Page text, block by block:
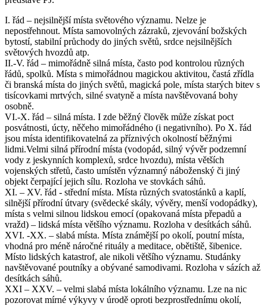
I. řád – nejsilnější místa světového významu. Nelze je
nepostřehnout. Místa samovolných zázraků, zjevování božských
bytostí, stabilní průchody do jiných světů, srdce nejsilnějších
světových hvozdů atp.
II.-V. řád – mimořádně silná místa, často pod kontrolou různých
řádů, spolků. Místa s mimořádnou magickou aktivitou, častá zřídla
či branská místa do jiných světů, magická pole, místa starých bitev s
tisícovkami mrtvých, silné svatyně a místa navštěvovaná bohy
osobně.
VI.-X. řád – silná místa. I zde běžný člověk může získat poct
posvátnosti, úcty, něčeho mimořádného (i negativního). Po X. řád
jsou místa identifikovatelná za příznivých okolností běžnými
lidmi.Velmi silná přírodní místa (vodopád, silný vývěr podzemní
vody z jeskynních komplexů, srdce hvozdu), místa větších
vojenských střetů, často umístěn významný náboženský či jiný
objekt čerpající jejich sílu. Rozloha ve stovkách sáhů.
XI. – XV. řád - střední místa. Místa různých svatostánků a kaplí,
silnější přírodní útvary (svědecké skály, vývěry, menší vodopádky),
místa s velmi silnou lidskou emocí (opakovaná místa přepadů a
vražd) – lidská místa většího významu. Rozloha v desítkách sáhů.
XVI. -XX. – slabá místa. Místa známější po okolí, poutní místa,
vhodná pro méně náročné rituály a meditace, obětiště, šibenice.
Místo lidských katastrof, ale nikoli většího významu. Studánky
navštěvované poutníky a obývané samodivami. Rozloha v sázích až
desítkách sáhů.
XXI – XXV. – velmi slabá místa lokálního významu. Lze na nic
pozorovat mírné výkyvy v úrodě oproti bezprostřednímu okolí,